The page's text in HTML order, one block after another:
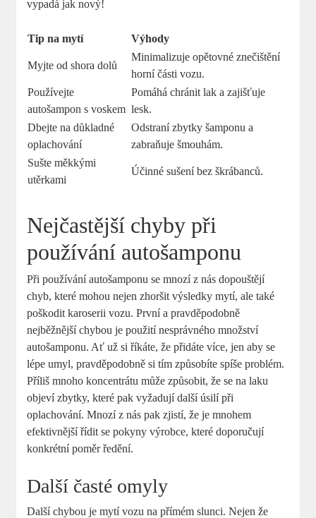
vypadá jak nový!
Tip na mytí Výhody
Myjte od shora dolů
Minimalizuje opětovné znečištění
horní části vozu.
Používejte
autošampon s voskem
Pomáhá chránit lak a zajišťuje
lesk.
Dbejte na důkladné
oplachování
Odstraní zbytky šamponu a
zabraňuje šmouhám.
Sušte měkkými
utěrkami
Účinné sušení bez škrábanců.
Nejčastější chyby při
používání autošamponu
Při používání autošamponu se mnozí z nás dopouštějí
chyb, které mohou nejen zhoršit výsledky mytí, ale také
poškodit karoserii vozu. První a pravděpodobně
nejběžnější chybou je použití nesprávného množství
autošamponu. Ať už si říkáte, že přidáte více, jen aby se
lépe umyl, pravděpodobně si tím způsobíte spíše problém.
Příliš mnoho koncentrátu může způsobit, že se na laku
objeví zbytky, které pak vyžadují další úsilí při
oplachování. Mnozí z nás pak zjistí, že je mnohem
efektivnější řídit se pokyny výrobce, které doporučují
konkrétní poměr ředění.
Další časté omyly
Další chybou je mytí vozu na přímém slunci. Nejen že